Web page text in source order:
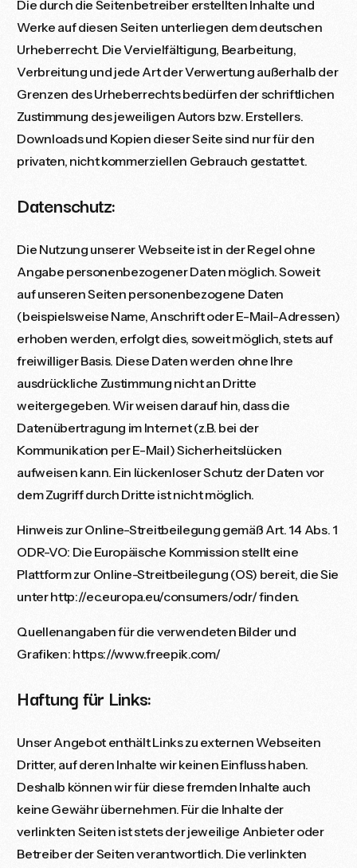
Die durch die Seitenbetreiber erstellten Inhalte und
Werke auf diesen Seiten unterliegen dem deutschen
Urheberrecht. Die Vervielfältigung, Bearbeitung,
Verbreitung und jede Art der Verwertung außerhalb der
Grenzen des Urheberrechts bedürfen der schriftlichen
Zustimmung des jeweiligen Autors bzw. Erstellers.
Downloads und Kopien dieser Seite sind nur für den
privaten, nicht kommerziellen Gebrauch gestattet.
Datenschutz:
Die Nutzung unserer Webseite ist in der Regel ohne
Angabe personenbezogener Daten möglich. Soweit
auf unseren Seiten personenbezogene Daten
(beispielsweise Name, Anschrift oder E-Mail-Adressen)
erhoben werden, erfolgt dies, soweit möglich, stets auf
freiwilliger Basis. Diese Daten werden ohne Ihre
ausdrückliche Zustimmung nicht an Dritte
weitergegeben. Wir weisen darauf hin, dass die
Datenübertragung im Internet (z.B. bei der
Kommunikation per E-Mail) Sicherheitslücken
aufweisen kann. Ein lückenloser Schutz der Daten vor
dem Zugriff durch Dritte ist nicht möglich.
Hinweis zur Online-Streitbeilegung gemäß Art. 14 Abs. 1
ODR-VO: Die Europäische Kommission stellt eine
Plattform zur Online-Streitbeilegung (OS) bereit, die Sie
unterhttp://ec.europa.eu/consumers/odr/finden.
Quellenangaben für die verwendeten Bilder und
Grafiken: https://www.freepik.com/
Haftung für Links:
Unser Angebot enthält Links zu externen Webseiten
Dritter, auf deren Inhalte wir keinen Einfluss haben.
Deshalb können wir für diese fremden Inhalte auch
keine Gewähr übernehmen. Für die Inhalte der
verlinkten Seiten ist stets der jeweilige Anbieter oder
Betreiber der Seiten verantwortlich. Die verlinkten